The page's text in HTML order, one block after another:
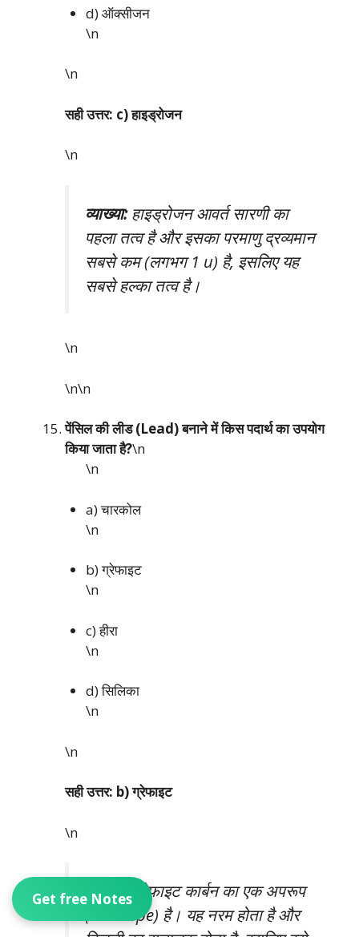
Get free Notes
d) ऑक्सीजन
\n
\n
सही उत्तर: c) हाइड्रोजन
\n
व्याख्या:हाइड्रोजन आवर्त सारणी का
पहला तत्व है और इसका परमाणु द्रव्यमान
सबसे कम (लगभग 1 u) है, इसलिए यह
सबसे हल्का तत्व है।
\n
\n\n
पेंसिल की लीड (Lead) बनाने में किस पदार्थ का उपयोग
किया जाता है?\n
\n
a) चारकोल
\n
b) ग्रेफाइट
\n
c) हीरा
\n
d) सिलिका
\n
\n
सही उत्तर: b) ग्रेफाइट
\n
व्याख्या:ग्रेफाइट कार्बन का एक अपरूप
(Allotrope) है। यह नरम होता है और